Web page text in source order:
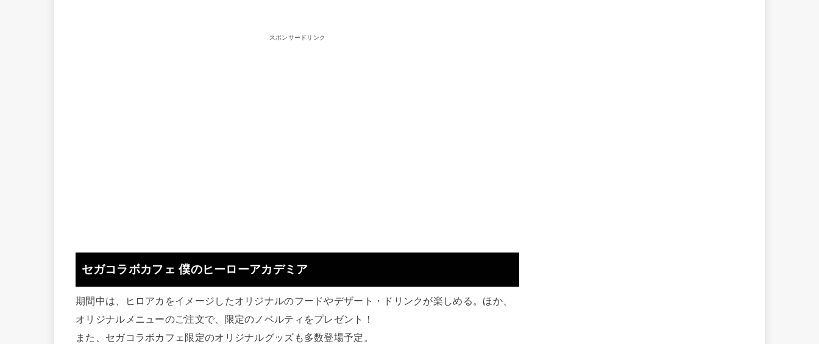
スポンサードリンク
セガコラボカフェ 僕のヒーローアカデミア
期間中は、ヒロアカをイメージしたオリジナルのフードやデザート・ドリンクが楽しめる。ほか、
オリジナルメニューのご注文で、限定のノベルティをプレゼント！
また、セガコラボカフェ限定のオリジナルグッズも多数登場予定。